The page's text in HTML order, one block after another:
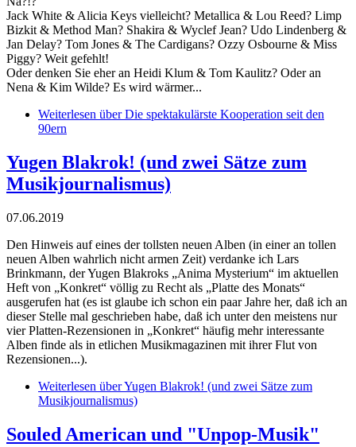
Jack White & Alicia Keys vielleicht? Metallica & Lou Reed? Limp
Bizkit & Method Man? Shakira & Wyclef Jean? Udo Lindenberg &
Jan Delay? Tom Jones & The Cardigans? Ozzy Osbourne & Miss
Piggy? Weit gefehlt!
Oder denken Sie eher an Heidi Klum & Tom Kaulitz? Oder an
Nena & Kim Wilde? Es wird wärmer...
Weiterlesen über Die spektakulärste Kooperation seit den
90ern
Yugen Blakrok! (und zwei Sätze zum
Musikjournalismus)
07.06.2019
Den Hinweis auf eines der tollsten neuen Alben (in einer an tollen
neuen Alben wahrlich nicht armen Zeit) verdanke ich Lars
Brinkmann, der Yugen Blakroks „Anima Mysterium“ im aktuellen
Heft von „Konkret“ völlig zu Recht als „Platte des Monats“
ausgerufen hat (es ist glaube ich schon ein paar Jahre her, daß ich an
dieser Stelle mal geschrieben habe, daß ich unter den meistens nur
vier Platten-Rezensionen in „Konkret“ häufig mehr interessante
Alben finde als in etlichen Musikmagazinen mit ihrer Flut von
Rezensionen...).
Weiterlesen über Yugen Blakrok! (und zwei Sätze zum
Musikjournalismus)
Souled American und "Unpop-Musik"